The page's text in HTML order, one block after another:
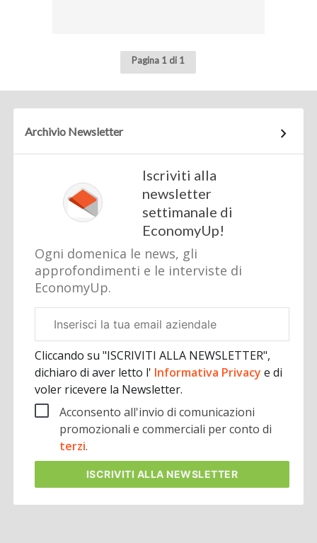
Pagina 1 di 1
Archivio Newsletter
Iscriviti alla
newsletter
settimanale di
EconomyUp!
Ogni domenica le news, gli
approfondimenti e le interviste di
EconomyUp.
aziendale
Cliccando su "ISCRIVITI ALLA NEWSLETTER",
dichiaro di aver letto l' Informativa Privacye di
voler ricevere la Newsletter.
Acconsento all'invio di comunicazioni
promozionali e commerciali per conto di
terzi.
ISCRIVITI ALLA NEWSLETTER